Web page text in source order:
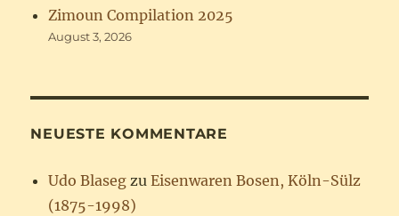
Zimoun Compilation 2025
August 3, 2026
NEUESTE KOMMENTARE
Udo Blaseg zuEisenwaren Bosen, Köln-Sülz
(1875-1998)